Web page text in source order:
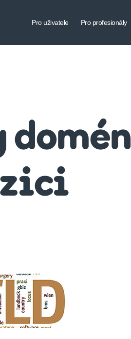
Pro uživatele Pro profesionály
domén